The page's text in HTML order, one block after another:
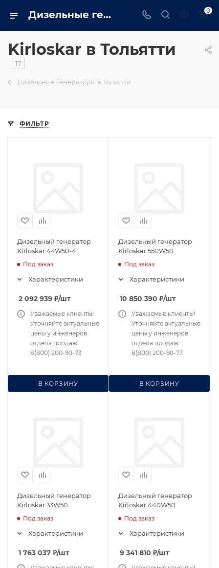
Дизельные генераторы kirloskar: Промышленные, бытовые купить в Тольятти на сайте - tolyatti.trustenergo.ru 0
Kirloskar в Тольятти
17
Дизельные генераторы в Тольятти
ФИЛЬТР
Дизельный генератор
Kirloskar 44W50-4
Под заказ
Характеристики
2 092 939 ₽/шт
В КОРЗИНУ
Уважаемые клиенты!
Уточняйте актуальные
цены у инженеров
отдела продаж:
8(800) 200-90-73
Дизельный генератор
Kirloskar 550W50
Под заказ
Характеристики
10 850 390 ₽/шт
В КОРЗИНУ
Уважаемые клиенты!
Уточняйте актуальные
цены у инженеров
отдела продаж:
8(800) 200-90-73
Дизельный генератор
Kirloskar 33W50
Под заказ
Характеристики
1 763 037 ₽/шт
Дизельный генератор
Kirloskar 440W50
Под заказ
Характеристики
9 341 810 ₽/шт